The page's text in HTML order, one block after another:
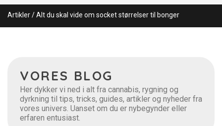
t
e
g
r
o
Artikler/Alt du skal vide om socket størrelser til bonger
VORES BLOG
Her dykker vi ned i alt fra cannabis, rygning og
dyrkning til tips, tricks, guides, artikler og nyheder fra
vores univers. Uanset om du er nybegynder eller
erfaren entusiast.